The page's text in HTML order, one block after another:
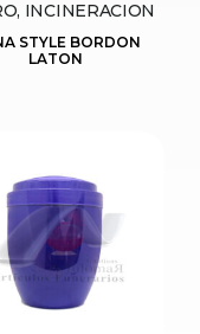
INCINERACION
STYLE BORDON
LATON